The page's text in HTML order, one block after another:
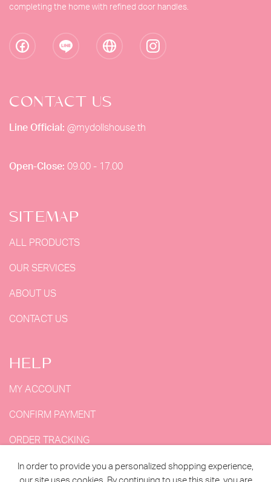
completing the home with refined door handles.
CONTACT US
Line Official: @mydollshouse.th
Open-Close: 09.00 - 17.00
SITEMAP
ALL PRODUCTS
OUR SERVICES
ABOUT US
CONTACT US
HELP
MY ACCOUNT
CONFIRM PAYMENT
ORDER TRACKING
MY ORDERS
In order to provide you a personalized shopping experience,